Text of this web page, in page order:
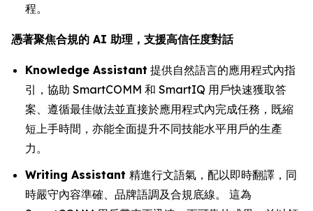
程。
憑著聚焦合規的 AI 助理，支援高信任度對話
Knowledge Assistant 提供自然語言的應用程式內指
引，協助 SmartCOMM 和 SmartIQ 用戶快速獲取答
案、遵循最佳做法並直接於應用程式內完成任務，既縮
短上手時間，亦能全面提升不同技能水平用戶的生產
力。
Writing Assistant 精進行文語氣，配以即時翻譯，同
時嚴守內容準確、品牌語調及合規底線。 這為